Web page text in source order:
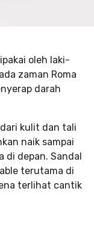
oleh laki-
zaman Roma
darah
kulit dan tali
naik sampai
di depan. Sandal
terutama di
terlihat cantik